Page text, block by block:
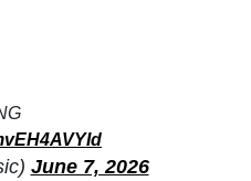
June 7, 2026